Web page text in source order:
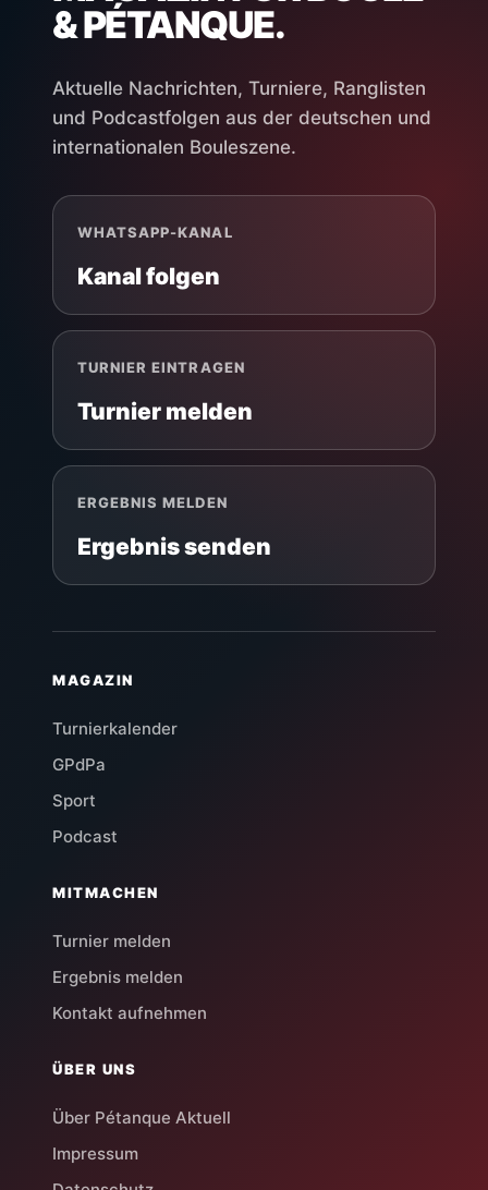
& PÉTANQUE.
Aktuelle Nachrichten, Turniere, Ranglisten
und Podcastfolgen aus der deutschen und
internationalen Bouleszene.
WHATSAPP-KANAL
Kanal folgen
TURNIER EINTRAGEN
Turnier melden
ERGEBNIS MELDEN
Ergebnis senden
MAGAZIN
Turnierkalender
GPdPa
Sport
Podcast
MITMACHEN
Turnier melden
Ergebnis melden
Kontakt aufnehmen
ÜBER UNS
Über Pétanque Aktuell
Impressum